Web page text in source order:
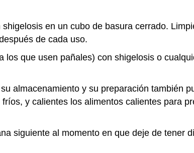
en un cubo de basura cerrado.
de cada uso.
los que usen pañales) con shigelosis o
almacenamiento y su preparación también
y calientes los alimentos calientes para
siguiente al momento en que deje de tener